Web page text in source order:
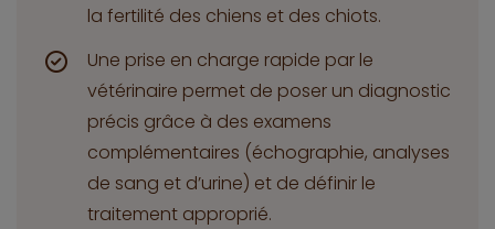
la fertilité des chiens et des chiots.
Une prise en charge rapide par le
vétérinaire permet de poser un diagnostic
précis grâce à des examens
complémentaires (échographie, analyses
de sang et d’urine) et de définir le
traitement approprié.